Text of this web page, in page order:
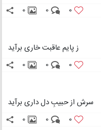
0
0
0
ز پایم عاقبت خاری برآید
0
0
0
سرش از حبیبِ دل داری برآید
0
0
0